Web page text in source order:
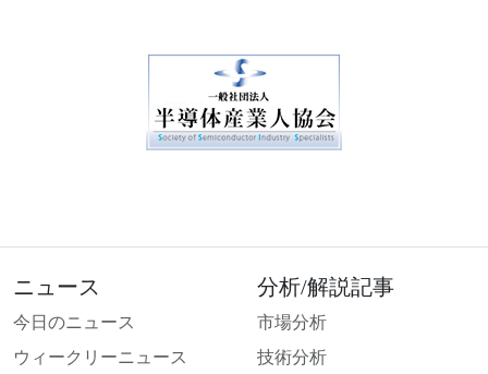
ニュース
今日のニュース
ウィークリーニュース
分析/解説記事
市場分析
技術分析